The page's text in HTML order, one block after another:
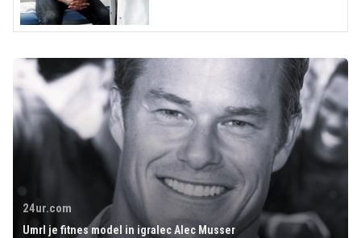
24ur.com
Umrl je fitnes model in igralec Alec Musser